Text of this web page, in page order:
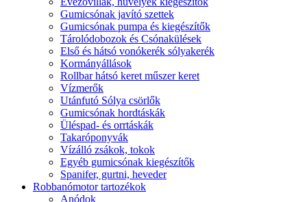
Gumicsónak javító szettek
Gumicsónak pumpa és kiegészítők
Tárolódobozok és Csónakülések
Első és hátsó vonókerék sólyakerék
Kormányállások
Rollbar hátsó keret műszer keret
Vízmerők
Utánfutó Sólya csörlők
Gumicsónak hordtáskák
Üléspad- és orrtáskák
Takaróponyvák
Vízálló zsákok, tokok
Egyéb gumicsónak kiegészítők
Spanifer, gurtni, heveder
Robbanómotor tartozékok
Anódok